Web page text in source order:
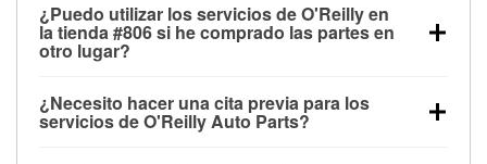
las pruebas de batería, pruebas de alternador y
motor de arranque, revisión de la luz “Check Engine”
con O'Reilly VeriScan® e instalación de
limpiaparabrisas o bombillas, están disponibles en
todas las tiendas O'Reilly Auto Parts. La tienda
¿Puedo utilizar los servicios de O'Reilly en
la tienda #806 si he comprado las partes en
otro lugar?
de O'Reilly Auto Parts que estén disponibles en la
tienda #806 de Mesquite, TX aunque hayas
¿Necesito hacer una cita previa para los
servicios de O'Reilly Auto Parts?